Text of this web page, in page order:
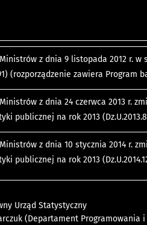
z dnia 9 listopada 2012 r.
(rozporządzenie zawiera
z dnia 24 czerwca 2013 r.
publicznej na rok 2013
z dnia 10 stycznia 2014 r.
publicznej na rok 2013
Urząd Statystyczny
(Departament Programowania